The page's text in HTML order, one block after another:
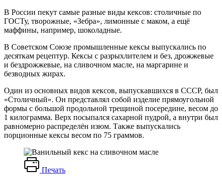
В России пекут самые разные виды кексов: столичные по
ГОСТу, творожные, «Зебра», лимонные с маком, а ещё
маффины, например, шоколадные.
В Советском Союзе промышленные кексы выпускались по
десяткам рецептур. Кексы с разрыхлителем и без, дрожжевые
и бездрожжевые, на сливочном масле, на маргарине и
безводных жирах.
Один из основных видов кексов, выпускавшихся в СССР, был
«Столичный». Он представлял собой изделие прямоугольной
формы с большой продольной трещиной посередине, весом до
1 килограмма. Верх посыпался сахарной пудрой, а внутри был
равномерно распределён изюм. Также выпускались
порционные кексы весом по 75 граммов.
Печать